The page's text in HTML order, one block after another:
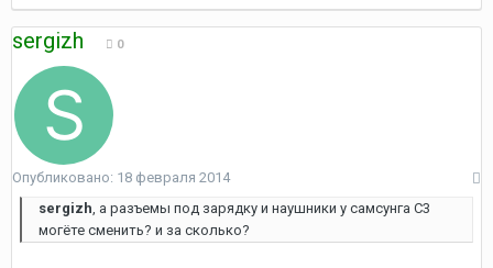
sergizh 0
Опубликовано: 18 февраля 2014
sergizh, а разъемы под зарядку и наушники у самсунга С3
могёте сменить? и за сколько?